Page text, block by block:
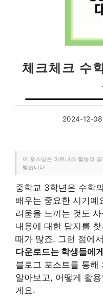
체크체크 수
2024-12-08
이 포스팅은 파트너스 활동의
받습니다.
중학교 3학년은 수학
배우는 중요한 시기예
려움을 느끼는 것도
내용에 대한 답지를
때가 많죠. 그런 점에서
다운로드는 학생들에
블로그 포스트를 통해
알아보고, 어떻게 활
게요.